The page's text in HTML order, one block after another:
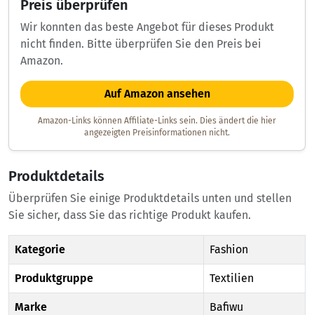
Preis überprüfen
Wir konnten das beste Angebot für dieses Produkt
nicht finden. Bitte überprüfen Sie den Preis bei
Amazon.
Auf Amazon ansehen
Amazon-Links können Affiliate-Links sein. Dies ändert die hier
angezeigten Preisinformationen nicht.
Produktdetails
Überprüfen Sie einige Produktdetails unten und stellen
Sie sicher, dass Sie das richtige Produkt kaufen.
Kategorie Fashion
Produktgruppe Textilien
Marke Bafiwu